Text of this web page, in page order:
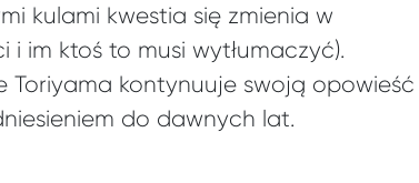
kulami kwestia się zmienia w
im ktoś to musi wytłumaczyć).
Toriyama kontynuuje swoją opowieść
do dawnych lat.